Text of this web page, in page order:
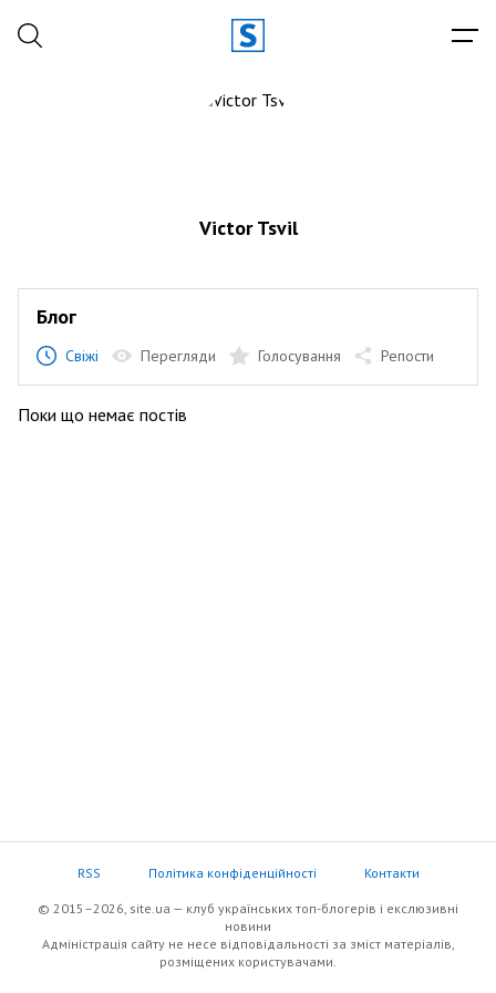
Victor Tsvil
Блог
Свіжі Перегляди Голосування Репости
Поки що немає постів
RSS Політика конфіденційності Контакти
© 2015–2026, site.ua — клуб українських топ-блогерів i екслюзивнi
новини
Адміністрація сайту не несе відповідальності за зміст матеріалів,
розміщених користувачами.